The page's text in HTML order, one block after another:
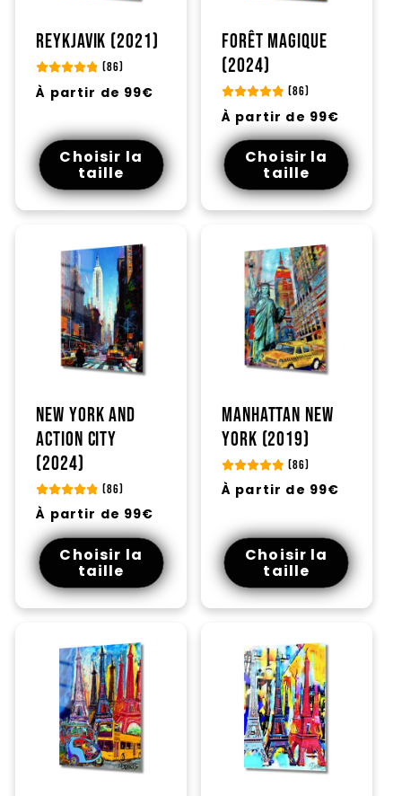
Reykjavik (2021)
(86)
Prix
À partir de 99€
Choisir la
taille
Forêt magique
(2024)
(86)
Prix
habituel
À partir de 99€
Choisir la
taille
New York and
action city
(2024)
(86)
Prix
habituel
À partir de 99€
Choisir la
taille
Manhattan New
York (2019)
(86)
Prix
À partir de 99€
Choisir la
taille